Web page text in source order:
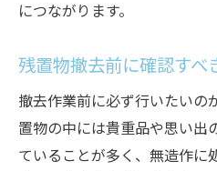
につながります。
残置物撤去前に確認すべ
撤去作業前に必ず行いたいの
置物の中には貴重品や思い出
ていることが多く、無造作に